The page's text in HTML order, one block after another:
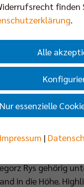
Bundesliga in
und könnte mit
Wolfen die
gegen
des
Knigge behielten
Sportforum seine
Djifa
Daniel
sich die
(6:6). Als
Rys gehörig
in die Höhe.
finden
.
Alle
Nur essenzielle
Impressum |